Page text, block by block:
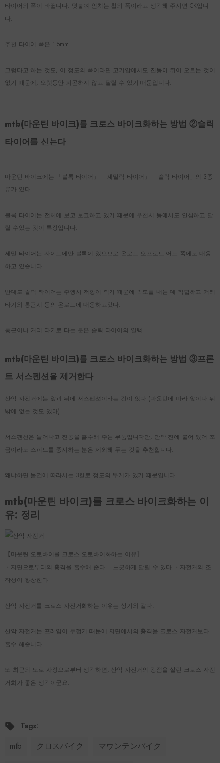
타이어의 폭이 바뀝니다. 덧붙여 인치는 휠의 폭이라고 생각해 주시면 OK입니
다.
추천 타이어 폭은 1.5mm.
그렇다고 하는 것도, 이 정도의 폭이라면 고기압에서도 진동이 튀어 오르는 것이
없기 때문에, 오랫동안 피곤하지 않고 달릴 수 있기 때문입니다.
mtb(마운틴 바이크)를 크로스 바이크화하는 방법 ②슬릭
타이어를 신는다
마운틴 바이크에는 「블록 타이어」 「세밀릭 타이어」 「슬릭 타이어」의 3종
류가 있다.
블록 타이어는 전체에 보코 보코하고 있기 때문에 우천시 등에서도 안심하고 달
릴 수있는 것이 특징입니다.
세밀 타이어는 사이드에만 블록이 있으므로 온로드·오프로드 어느 쪽에도 대응
하고 있습니다.
반대로 슬릭 타이어는 주행시 저항이 적기 때문에 속도를 내는 데 적합하고 거리
타기와 통근시 등의 온로드에 대응하고있다.
통근이나 거리 타기로 타는 분은 슬릭 타이어의 일택.
mtb(마운틴 바이크)를 크로스 바이크화하는 방법 ③프론
트 서스펜션을 제거한다
산악 자전거에는 앞과 뒤에 서스펜션이라는 것이 있다 (마운틴에 따라 앞이나 뒤
밖에 없는 것도 있다).
서스펜션은 늘어나고 진동을 흡수해 주는 부품입니다만, 만약 전에 붙어 있어 조
금이라도 스피드를 중시하는 분은 제외해 두는 것을 추천합니다.
왜냐하면 물건에 따라서는 3킬로 정도의 무게가 있기 때문입니다.
mtb(마운틴 바이크)를 크로스 바이크화하는 이
유: 정리
【마운틴 오토바이를 크로스 오토바이화하는 이유】
・지면으로부터의 충격을 흡수해 준다 ・느긋하게 달릴 수 있다 ・자전거의 조
작성이 향상한다
산악 자전거를 크로스 자전거화하는 이유는 상기와 같다.
산악 자전거는 프레임이 두껍기 때문에 지면에서의 충격을 크로스 자전거보다
흡수 해줍니다.
또 최근의 도로 사정으로부터 생각하면, 산악 자전거의 강점을 살린 크로스 자전
거화가 좋은 생각이군요.
Tags:
mtb
クロスバイク マウンテンバイク